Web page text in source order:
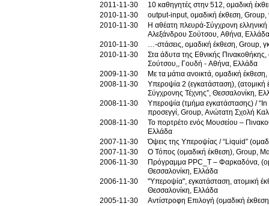
2011-11-30
10 καθηγητές στην 512, ομαδική
2010-11-30
output-input, ομαδική έκθεση, Group,
2010-11-30
Η αθέατη πλευρά-Σύγχρονη
Αλεξάνδρου Σούτσου, Αθήνα, Ελλάδα
2010-11-30
…-στάσεις, ομαδική έκθεση, Group,
2010-11-30
Στα άδυτα της Εθνικής
Σούτσου,, Γουδή - Αθήνα, Ελλάδα
2009-11-30
Με τα μάτια ανοικτά, ομαδική
2008-11-30
Υπεροψία 2 (εγκατάσταση), (ατομική
Σύγχρονης Τέχνης”, Θεσσαλονίκη,
2008-11-30
Υπεροψία (τμήμα εγκατάστασης) / “Ιn dire(ct) democracy” - Άμεση δημοκρατία, Beuys και σύγχρονη τέχνη - 8 καλλιτεχνικές
προσεγγί, Group, Ανώτατη Σχολή
2008-11-30
Το πορτρέτο ενός Μουσείου –
Ελλάδα
2007-11-30
Όψεις της Υπεροψίας / “Liquid”
2007-11-30
Ο Τόπος (ομαδική έκθεση), Group,
2006-11-30
Πρόγραμμα PPC_T – Φαρκαδόνα,
Θεσσαλονίκη, Ελλάδα
2006-11-30
"Υπεροψία", εγκατάσταση, ατομική
Θεσσαλονίκη, Ελλάδα
2005-11-30
Αντίστροφη Επιλογή (ομαδική